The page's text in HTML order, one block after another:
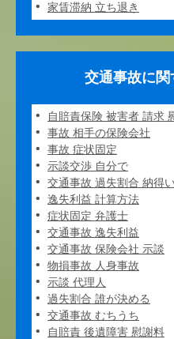
家賃滞納 立ち退き
交通事故に
自賠責保険 被害者 請求
事故 相手の保険会社
事故 症状固定
示談交渉 自分で
交通事故 過失割合 納得
逸失利益 計算方法
症状固定 弁護士
交通事故 逸失利益
交通事故 保険会社 示談
物損事故 人身事故
示談 代理人
過失割合 誰が決める
交通事故 むちうち
自賠責 後遺障害 慰謝料